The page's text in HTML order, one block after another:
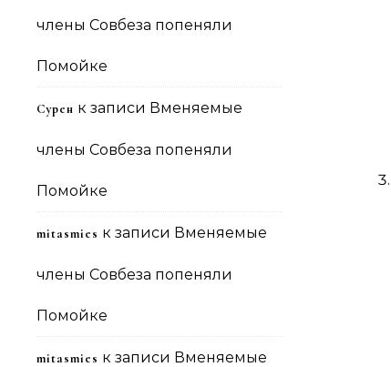
члены Совбеза попеняли
Помойке
Сурен к записи Вменяемые
члены Совбеза попеняли
Помойке
mitasmies к записи Вменяемые
члены Совбеза попеняли
Помойке
mitasmies к записи Вменяемые